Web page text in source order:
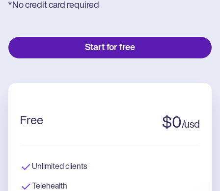
*No credit card required
Start for free
Free $0/usd
Unlimited clients
Telehealth